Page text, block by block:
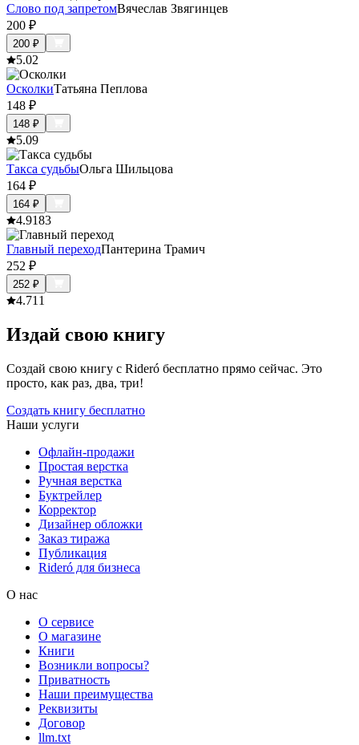
Слово под запретомВячеслав Звягинцев
200 ₽
200 ₽
5.02
ОсколкиТатьяна Пеплова
148 ₽
148 ₽
5.09
Такса судьбыОльга Шильцова
164 ₽
164 ₽
4.9183
Главный переходПантерина Трамич
252 ₽
252 ₽
4.711
Издай свою книгу
Создай свою книгу с Rideró бесплатно прямо сейчас. Это
просто, как раз, два, три!
Создать книгу бесплатно
Наши услуги
Офлайн-продажи
Простая верстка
Ручная верстка
Буктрейлер
Корректор
Дизайнер обложки
Заказ тиража
Публикация
Rideró для бизнеса
О нас
О сервисе
О магазине
Книги
Возникли вопросы?
Приватность
Наши преимущества
Реквизиты
Договор
llm.txt